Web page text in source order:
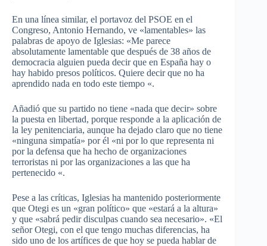
En una línea similar, el portavoz del PSOE en el
Congreso, Antonio Hernando, ve «lamentables» las
palabras de apoyo de Iglesias: «Me parece
absolutamente lamentable que después de 38 años de
democracia alguien pueda decir que en España hay o
hay habido presos políticos. Quiere decir que no ha
aprendido nada en todo este tiempo «.
Añadió que su partido no tiene «nada que decir» sobre
la puesta en libertad, porque responde a la aplicación de
la ley penitenciaria, aunque ha dejado claro que no tiene
«ninguna simpatía» por él «ni por lo que representa ni
por la defensa que ha hecho de organizaciones
terroristas ni por las organizaciones a las que ha
pertenecido «.
Pese a las críticas, Iglesias ha mantenido posteriormente
que Otegi es un «gran político» que «estará a la altura»
y que «sabrá pedir disculpas cuando sea necesario». «El
señor Otegi, con el que tengo muchas diferencias, ha
sido uno de los artífices de que hoy se pueda hablar de